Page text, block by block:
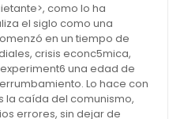
como lo ha
el siglo como una
en un tiempo de
crisis econc5mica,
una edad de
Lo hace con
la caída del comunismo,
errores, sin dejar de